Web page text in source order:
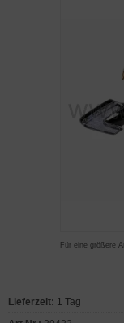
Für eine größere
Lieferzeit: 1 Tag